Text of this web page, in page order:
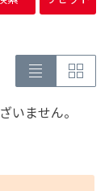
いません。